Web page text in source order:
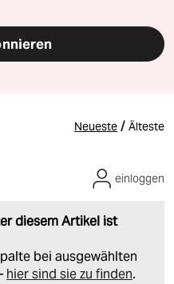
Neueste / Älteste
diesem Artikel ist
bei ausgewählten
hier sind sie zu finden.
einloggen